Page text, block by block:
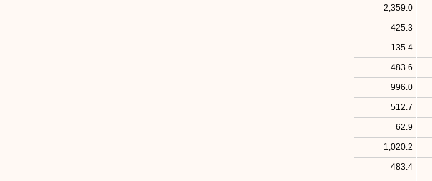
2,359.0
425.3
135.4
483.6
996.0
512.7
62.9
1,020.2
483.4